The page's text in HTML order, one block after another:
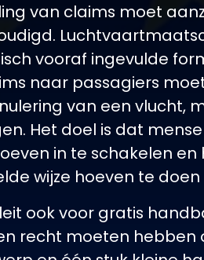
van claims moet
vooraf ingevulde
naar passagiers
van een vlucht,
Het doel is dat
in te schakelen
wijze hoeven te
ook voor gratis
recht moeten hebben